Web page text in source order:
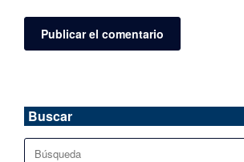
Buscar
Buscar: